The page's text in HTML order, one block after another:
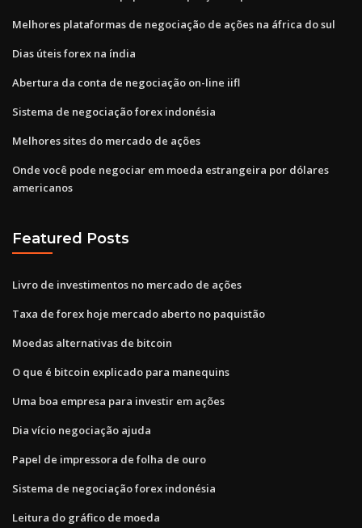
Melhores plataformas de negociação de ações na áfrica do sul
Dias úteis forex na índia
Abertura da conta de negociação on-line iifl
Sistema de negociação forex indonésia
Melhores sites do mercado de ações
Onde você pode negociar em moeda estrangeira por dólares
americanos
Featured Posts
Livro de investimentos no mercado de ações
Taxa de forex hoje mercado aberto no paquistão
Moedas alternativas de bitcoin
O que é bitcoin explicado para manequins
Uma boa empresa para investir em ações
Dia vício negociação ajuda
Papel de impressora de folha de ouro
Sistema de negociação forex indonésia
Leitura do gráfico de moeda